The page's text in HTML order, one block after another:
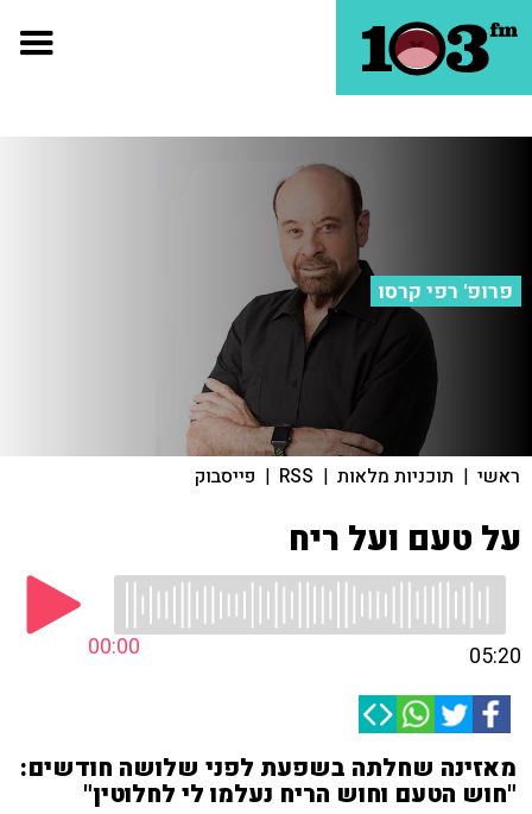
פרופ' רפי קרסו
ראשי | תוכניות מלאות |
RSS
| פייסבוק
על טעם ועל ריח
00:00 05:20
מאזינה שחלתה בשפעת לפני שלושה חודשים:
"חוש הטעם וחוש הריח נעלמו לי לחלוטין"